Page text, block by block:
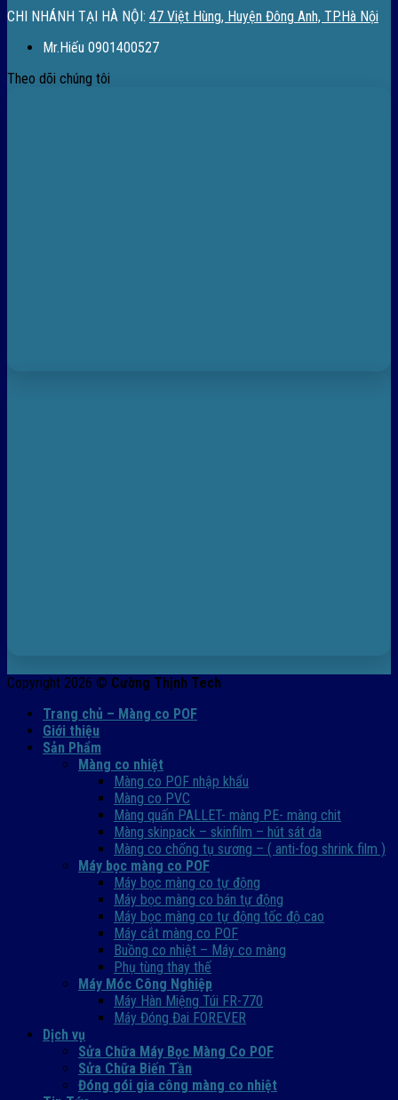
CHI NHÁNH TẠI HÀ NỘI: 47 Việt Hùng, Huyện Đông Anh, TP.Hà Nội
Mr.Hiếu 0901400527
Theo dõi chúng tôi
Copyright 2026 © Cường Thịnh Tech
Trang chủ – Màng co POF
Giới thiệu
Sản Phẩm
Màng co nhiệt
Màng co POF nhập khẩu
Màng co PVC
Màng quấn PALLET- màng PE- màng chit
Màng skinpack – skinfilm – hút sát da
Màng co chống tụ sương – ( anti-fog shrink film )
Máy bọc màng co POF
Máy bọc màng co tự động
Máy bọc màng co bán tự động
Máy bọc màng co tự động tốc độ cao
Máy cắt màng co POF
Buồng co nhiệt – Máy co màng
Phụ tùng thay thế
Máy Móc Công Nghiệp
Máy Hàn Miệng Túi FR-770
Máy Đóng Đai FOREVER
Dịch vụ
Sửa Chữa Máy Bọc Màng Co POF
Sửa Chữa Biến Tần
Đóng gói gia công màng co nhiệt